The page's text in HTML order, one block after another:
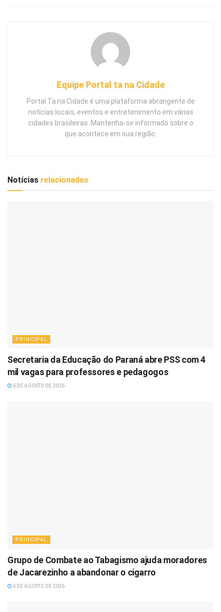
Equipe Portal ta na Cidade
Portal Ta na Cidade é uma plataforma abrangente de
notícias locais, eventos e entretenimento em várias
cidades brasileiras. Mantenha-se informado sobre o
que acontece em sua região.
Notícias relacionadas
PRINCIPAL
Secretaria da Educação do Paraná abre PSS com 4
mil vagas para professores e pedagogos
6 DE AGOSTO DE 2026
PRINCIPAL
Grupo de Combate ao Tabagismo ajuda moradores
de Jacarezinho a abandonar o cigarro
6 DE AGOSTO DE 2026